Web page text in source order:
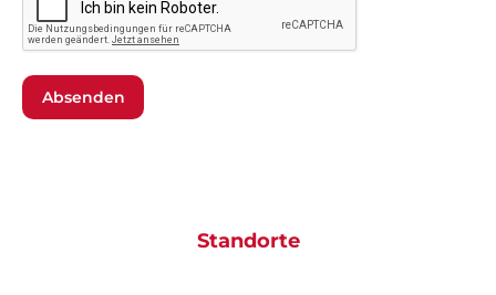
Absenden
Standorte